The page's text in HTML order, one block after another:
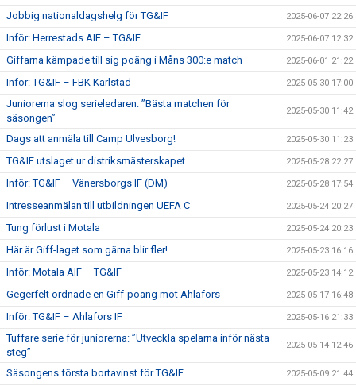
Jobbig nationaldagshelg för TG&IF 2025-06-07 22:26
Inför: Herrestads AIF – TG&IF 2025-06-07 12:32
Giffarna kämpade till sig poäng i Måns 300:e match 2025-06-01 21:22
Inför: TG&IF – FBK Karlstad 2025-05-30 17:00
Juniorerna slog serieledaren: ”Bästa matchen för
säsongen”
2025-05-30 11:42
Dags att anmäla till Camp Ulvesborg! 2025-05-30 11:23
TG&IF utslaget ur distriksmästerskapet 2025-05-28 22:27
Inför: TG&IF – Vänersborgs IF (DM) 2025-05-28 17:54
Intresseanmälan till utbildningen UEFA C 2025-05-24 20:27
Tung förlust i Motala 2025-05-24 20:23
Här är Giff-laget som gärna blir fler! 2025-05-23 16:16
Inför: Motala AIF – TG&IF 2025-05-23 14:12
Gegerfelt ordnade en Giff-poäng mot Ahlafors 2025-05-17 16:48
Inför: TG&IF – Ahlafors IF 2025-05-16 21:33
Tuffare serie för juniorerna: ”Utveckla spelarna inför nästa
steg”
2025-05-14 12:46
Säsongens första bortavinst för TG&IF 2025-05-09 21:44